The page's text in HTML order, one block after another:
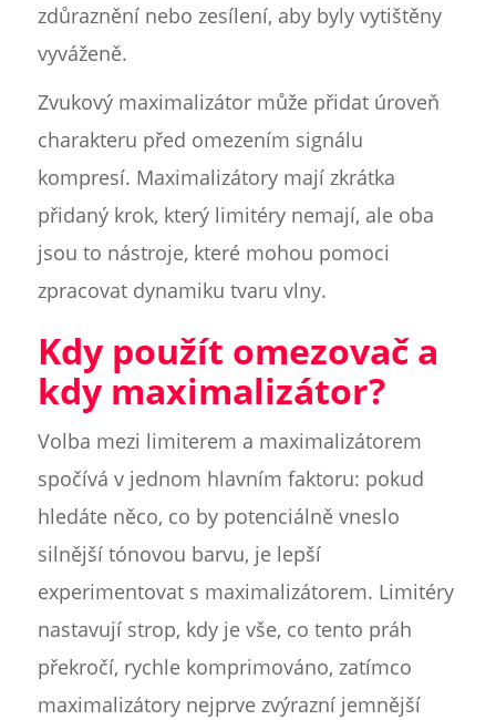
zdůraznění nebo zesílení, aby byly vytištěny
vyváženě.
Zvukový maximalizátor může přidat úroveň
charakteru před omezením signálu
kompresí. Maximalizátory mají zkrátka
přidaný krok, který limitéry nemají, ale oba
jsou to nástroje, které mohou pomoci
zpracovat dynamiku tvaru vlny.
Kdy použít omezovač a
kdy maximalizátor?
Volba mezi limiterem a maximalizátorem
spočívá v jednom hlavním faktoru: pokud
hledáte něco, co by potenciálně vneslo
silnější tónovou barvu, je lepší
experimentovat s maximalizátorem. Limitéry
nastavují strop, kdy je vše, co tento práh
překročí, rychle komprimováno, zatímco
maximalizátory nejprve zvýrazní jemnější